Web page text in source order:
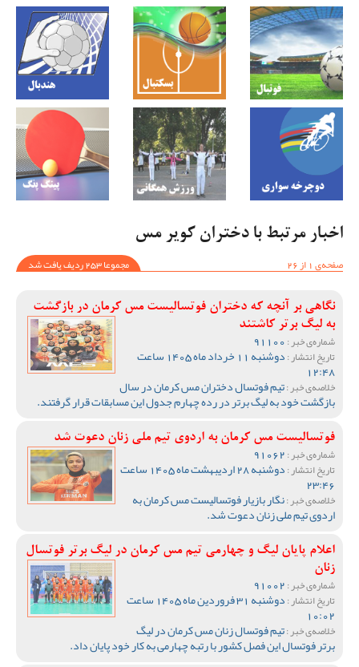
اخبار مرتبط با دختران کویر مس
صفحه‌ی 1 از 26
مجموعا 253 ردیف یافت شد
نگاهی بر آنچه که دختران فوتسالیست مس کرمان در بازگشت
به لیگ برتر کاشتند
شماره‌ی خبر :
تاریخ انتشار : دوشنبه 11 خرداد ماه 1405 ساعت
12:48
خلاصه‌ی خبر :تیم فوتسال دختران مس کرمان در سال
بازگشت خود به لیگ برتر در رده چهارم جدول این مسابقات قرار گرفتند.
فوتسالیست مس کرمان به اردوی تیم ملی زنان دعوت شد
شماره‌ی خبر :
تاریخ انتشار : دوشنبه 28 اردیبهشت ماه 1405 ساعت
23:46
خلاصه‌ی خبر :نگار بازیار فوتسالیست مس کرمان به
اردوی تیم ملی زنان دعوت شد.
اعلام پایان لیگ و چهارمی تیم مس کرمان در لیگ برتر فوتسال
زنان
شماره‌ی خبر :
تاریخ انتشار : دوشنبه 31 فروردین ماه 1405 ساعت
10:02
خلاصه‌ی خبر :تیم فوتسال زنان مس کرمان در لیگ
برتر فوتسال این فصل کشور با رتبه چهارمی به کار خود پایان داد.